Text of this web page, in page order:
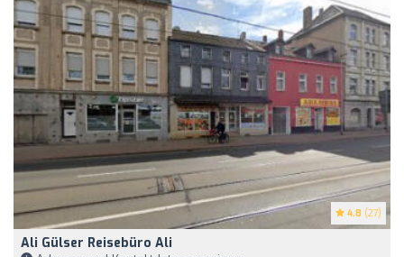
4.8 (27)
Ali Gülser Reisebüro Ali